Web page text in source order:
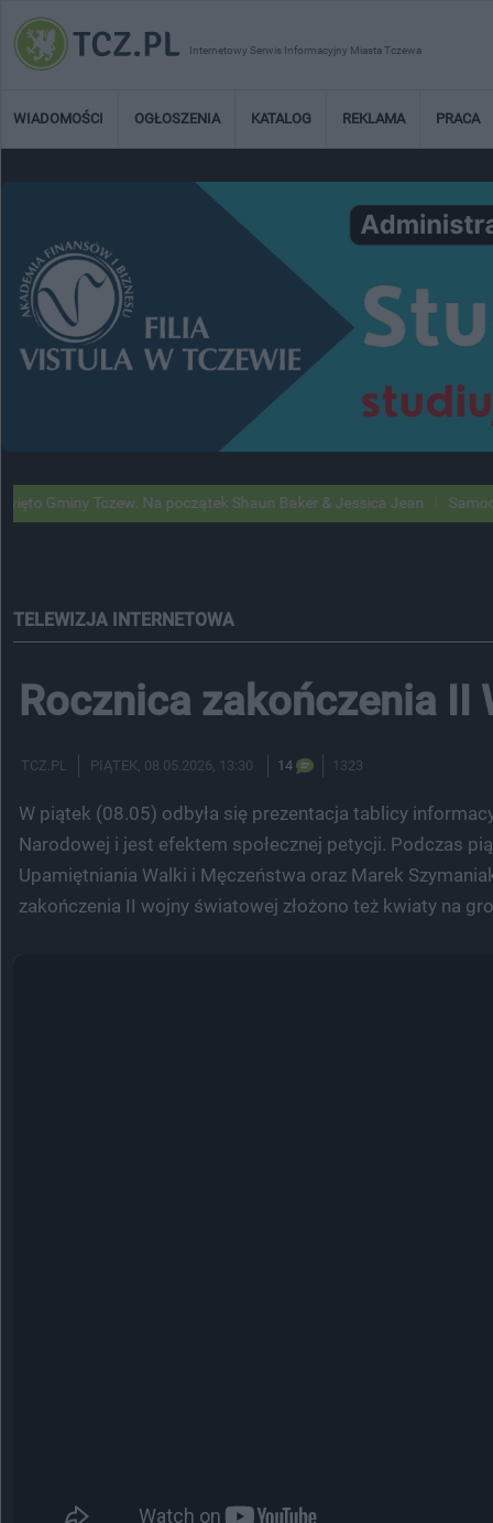
Internetowy Serwis Informacyjny Miasta Tczewa
WIADOMOŚCI OGŁOSZENIA KATALOG REKLAMA PRACA
Na początek Shaun Baker & Jessica Jean Samochody
TELEWIZJA INTERNETOWA
Rocznica zakończenia II
TCZ.PL PIĄTEK , 08.05.2026, 13:30 14 1323
W piątek (08.05) odbyła się prezentacja tablicy
Narodowej i jest efektem społecznej petycji. Podczas
Upamiętniania Walki i Męczeństwa oraz Marek
zakończenia II wojny światowej złożono też kwiaty na